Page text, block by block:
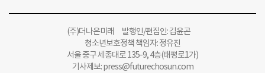
(주)더나은미래 발행인/편집인: 김윤곤
청소년보호정책 책임자: 정유진
서울 중구 세종대로 135-9, 4층(태평로1가)
기사제보:press@futurechosun.com